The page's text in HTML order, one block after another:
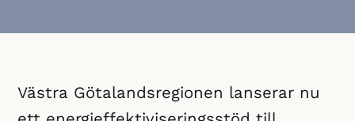
Västra Götalandsregionen lanserar nu